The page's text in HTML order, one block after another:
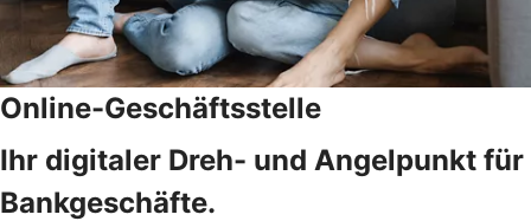
Online-Geschäftsstelle
Ihr digitaler Dreh- und Angelpunkt für
Bankgeschäfte.